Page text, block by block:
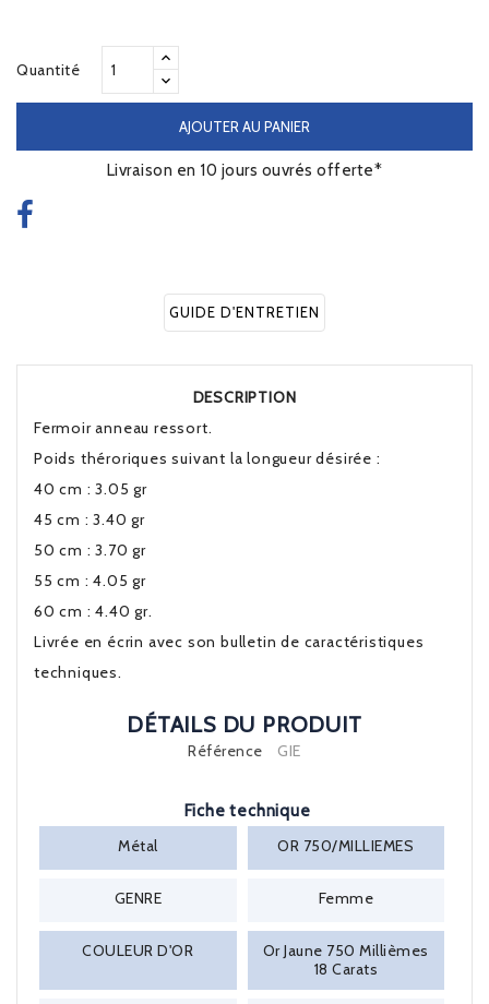
Quantité
AJOUTER AU PANIER
Livraison en 10 jours ouvrés offerte*
GUIDE D'ENTRETIEN
DESCRIPTION
Fermoir anneau ressort.
Poids théroriques suivant la longueur désirée :
40 cm : 3.05 gr
45 cm : 3.40 gr
50 cm : 3.70 gr
55 cm : 4.05 gr
60 cm : 4.40 gr.
Livrée en écrin avec son bulletin de caractéristiques
techniques.
DÉTAILS DU PRODUIT
Référence GIE
Fiche technique
Métal
OR 750/MILLIEMES
GENRE Femme
COULEUR D'OR
Or Jaune 750 Millièmes
18 Carats